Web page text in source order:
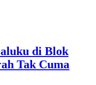
di Blok
Tak Cuma